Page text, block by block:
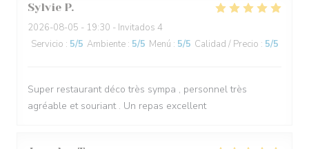
Sylvie P
2026-08-05 - 19:30 - Invitados 4
Servicio : 5/5 Ambiente : 5/5 Menú : 5/5 Calidad / Precio : 5/5
Super restaurant déco très sympa , personnel très
agréable et souriant . Un repas excellent